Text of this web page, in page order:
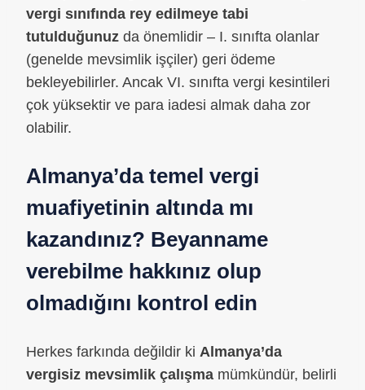
vergi sınıfında rey edilmeye tabi
tutulduğunuz da önemlidir – I. sınıfta olanlar
(genelde mevsimlik işçiler) geri ödeme
bekleyebilirler. Ancak VI. sınıfta vergi kesintileri
çok yüksektir ve para iadesi almak daha zor
olabilir.
Almanya’da temel vergi
muafiyetinin altında mı
kazandınız? Beyanname
verebilme hakkınız olup
olmadığını kontrol edin
Herkes farkında değildir ki Almanya’da
vergisiz mevsimlik çalışma mümkündür, belirli